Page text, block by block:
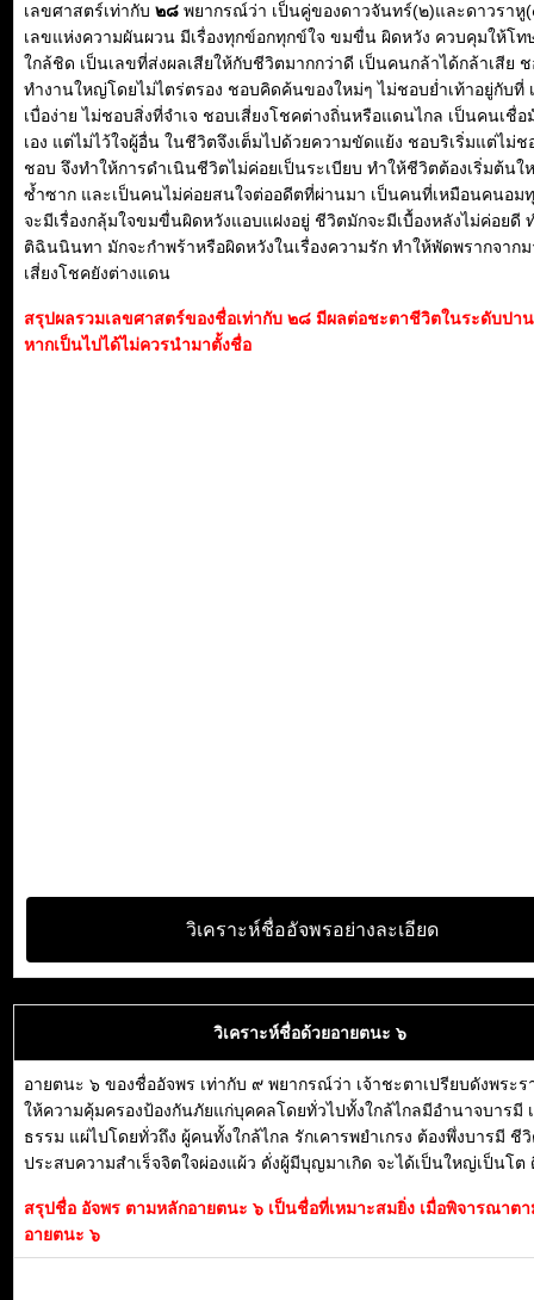
เลขศาสตร์เท่ากับ ๒๘ พยากรณ์ว่า เป็นคู่ของดาวจันทร์(๒)และดาวราหู
เลขแห่งความผันผวน มีเรื่องทุกข์อกทุกข์ใจ ขมขื่น ผิดหวัง ควบคุมให้โท
ใกล้ชิด เป็นเลขที่ส่งผลเสียให้กับชีวิตมากกว่าดี เป็นคนกล้าได้กล้าเสีย
ทำงานใหญ่โดยไม่ไตร่ตรอง ชอบคิดค้นของใหม่ๆ ไม่ชอบย่ำเท้าอยู่กับที่
เบื่อง่าย ไม่ชอบสิ่งที่จำเจ ชอบเสี่ยงโชคต่างถิ่นหรือแดนไกล เป็นคนเชื่
เอง แต่ไม่ไว้ใจผู้อื่น ในชีวิตจึงเต็มไปด้วยความขัดแย้ง ชอบริเริ่มแต่ไม่
ชอบ จึงทำให้การดำเนินชีวิตไม่ค่อยเป็นระเบียบ ทำให้ชีวิตต้องเริ่มต้นใ
ซ้ำซาก และเป็นคนไม่ค่อยสนใจต่ออดีตที่ผ่านมา เป็นคนที่เหมือนคนอม
จะมีเรื่องกลุ้มใจขมขื่นผิดหวังแอบแฝงอยู่ ชีวิตมักจะมีเบื้องหลังไม่ค่อยดี
ติฉินนินทา มักจะกำพร้าหรือผิดหวังในเรื่องความรัก ทำให้พัดพรากจาก
เสี่ยงโชคยังต่างแดน
สรุปผลรวมเลขศาสตร์ของชื่อเท่ากับ ๒๘ มีผลต่อชะตาชีวิตในระดับปา
หากเป็นไปได้ไม่ควรนำมาตั้งชื่อ
วิเคราะห์ชื่ออัจพรอย่างละเอียด
วิเคราะห์ชื่อด้วยอายตนะ ๖
อายตนะ ๖ ของชื่ออัจพร เท่ากับ ๙ พยากรณ์ว่า เจ้าชะตาเปรียบดังพระร
ให้ความคุ้มครองป้องกันภัยแก่บุคคลโดยทั่วไปทั้งใกล้ไกลมีอำนาจบารมี
ธรรม แผ่ไปโดยทั่วถึง ผู้คนทั้งใกล้ไกล รักเคารพยำเกรง ต้องพึ่งบารมี ชี
ประสบความสำเร็จจิตใจผ่องแผ้ว ดั่งผู้มีบุญมาเกิด จะได้เป็นใหญ่เป็นโต
สรุปชื่อ อัจพร ตามหลักอายตนะ ๖ เป็นชื่อที่เหมาะสมยิ่ง เมื่อพิจารณาต
อายตนะ ๖